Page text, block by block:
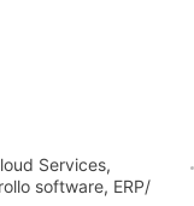
Services,
software, ERP/